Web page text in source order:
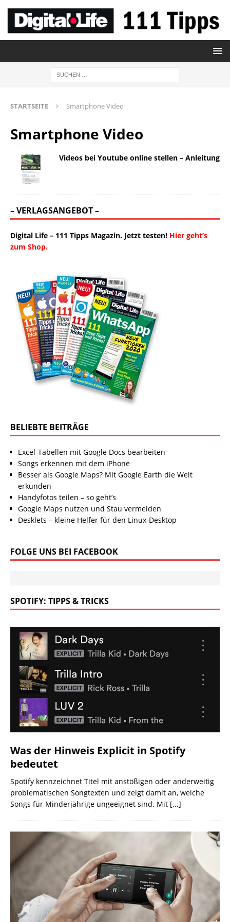
STARTSEITE Smartphone Video
Smartphone Video
Videos bei Youtube online stellen – Anleitung
– VERLAGSANGEBOT –
Digital Life – 111 Tipps Magazin. Jetzt testen! Hier geht’s
zum Shop.
BELIEBTE BEITRÄGE
Excel-Tabellen mit Google Docs bearbeiten
Songs erkennen mit dem iPhone
Besser als Google Maps? Mit Google Earth die Welt
erkunden
Handyfotos teilen – so geht’s
Google Maps nutzen und Stau vermeiden
Desklets – kleine Helfer für den Linux-Desktop
FOLGE UNS BEI FACEBOOK
SPOTIFY: TIPPS & TRICKS
Was der Hinweis Explicit in Spotify
bedeutet
Spotify kennzeichnet Titel mit anstößigen oder anderweitig
problematischen Songtexten und zeigt damit an, welche
Songs für Minderjährige ungeeignet sind. Mit [...]